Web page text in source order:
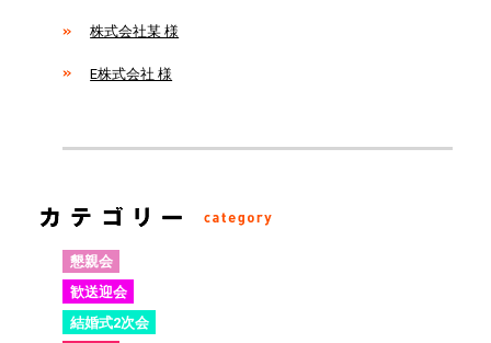
株式会社某 様
E株式会社 様
懇親会
歓送迎会
結婚式2次会